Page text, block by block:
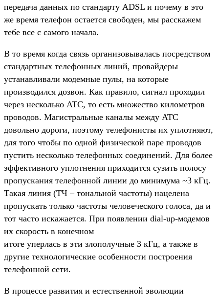
передача данных по стандарту ADSL и почему в это
же время телефон остается свободен, мы расскажем
тебе все с самого начала.
В то время когда связь организовывалась посредством
стандартных телефонных линий, провайдеры
устанавливали модемные пулы, на которые
производился дозвон. Как правило, сигнал проходил
через несколько АТС, то есть множество километров
проводов. Магистральные каналы между АТС
довольно дороги, поэтому телефонисты их уплотняют,
для того чтобы по одной физической паре проводов
пустить несколько телефонных соединений. Для более
эффективного уплотнения приходится сузить полосу
пропускания телефонной линии до минимума ~3 кГц.
Такая линия (ТЧ – тональной частоты) нацелена
пропускать только частоты человеческого голоса, да и
тот часто искажается. При появлении dial-up-модемов
их скорость в конечном
итоге уперлась в эти злополучные 3 кГц, а также в
другие технологические особенности построения
телефонной сети.
В процессе развития и естественной эволюции